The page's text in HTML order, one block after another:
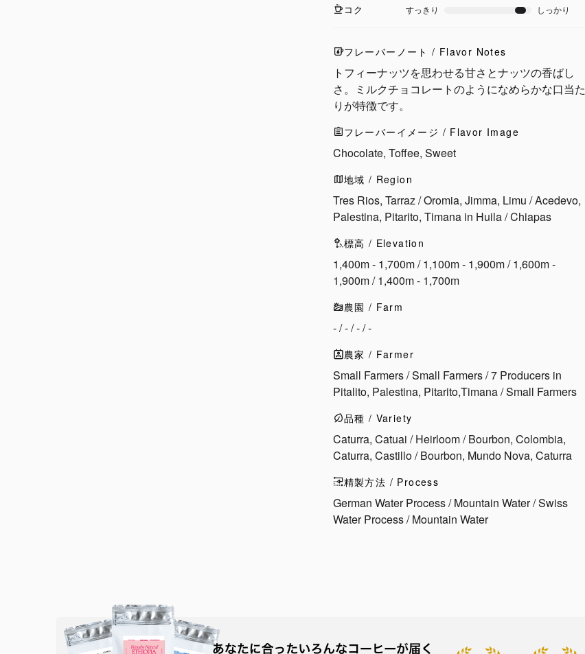
コク すっきり しっかり
フレーバーノート / Flavor Notes
トフィーナッツを思わせる甘さとナッツの香ばし
さ。ミルクチョコレートのようになめらかな口当た
りが特徴です。
フレーバーイメージ / Flavor Image
Chocolate, Toffee, Sweet
地域 / Region
Tres Rios, Tarraz / Oromia, Jimma, Limu / Acedevo,
Palestina, Pitarito, Timana in Huila / Chiapas
標高 / Elevation
1,400m - 1,700m / 1,100m - 1,900m / 1,600m -
1,900m / 1,400m - 1,700m
農園 / Farm
- / - / - / -
農家 / Farmer
Small Farmers / Small Farmers / 7 Producers in
Pitalito, Palestina, Pitarito,Timana / Small Farmers
品種 / Variety
Caturra, Catuai / Heirloom / Bourbon, Colombia,
Caturra, Castillo / Bourbon, Mundo Nova, Caturra
精製方法 / Process
German Water Process / Mountain Water / Swiss
Water Process / Mountain Water